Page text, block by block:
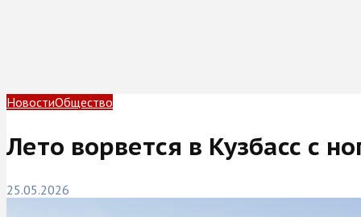
НовостиОбщество
Лето ворвется в Кузбасс с
25.05.2026